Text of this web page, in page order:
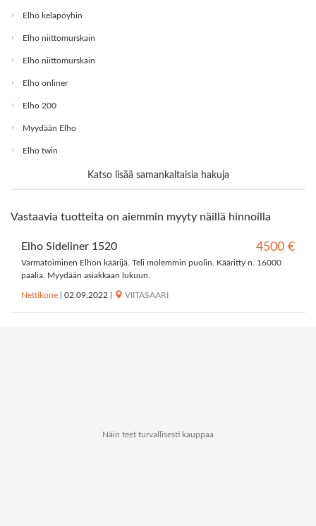
Elho kelapöyhin
Elho niittomurskain
Elho niittomurskain
Elho onliner
Elho 200
Myydään Elho
Elho twin
Katso lisää samankaltaisia hakuja
Vastaavia tuotteita on aiemmin myyty näillä hinnoilla
Elho Sideliner 1520 4500 €
Varmatoiminen Elhon käärijä. Teli molemmin puolin. Kääritty n. 16000
paalia. Myydään asiakkaan lukuun.
Nettikone 02.09.2022 VIITASAARI
Näin teet turvallisesti kauppaa